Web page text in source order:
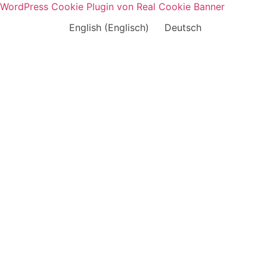
WordPress Cookie Plugin von Real Cookie Banner
English (Englisch) Deutsch